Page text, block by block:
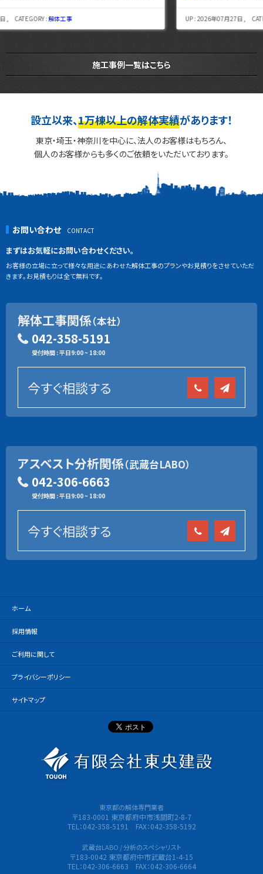
UP : 2026年07月27日 , CATEGORY :
施工事例一覧はこちら
設立以来、1万棟以上の解体実績があります！
東京・埼玉・神奈川を中心に、法人のお客様はもちろん、
個人のお客様からも多くのご依頼をいただいております。
お問い合わせ
まずはお気軽にお問い合わせください。
お客様の立場に立って様々な用途にあわせた解体工事のプランやお見積りをさせていただ
きます。お見積もりは全て無料です。
解体工事関係（本社）
042-358-5191
受付時間 : 平日9:00 ~ 18:00
今すぐ相談する
アスベスト分析関係（武蔵台LABO）
042-306-6663
受付時間 : 平日9:00 ~ 18:00
今すぐ相談する
ホーム
採用情報
ご利用に関して
プライバシーポリシー
サイトマップ
東京都の解体専門業者
〒183-0001 東京都府中市浅間町2-8-7
TEL：042-358-5191 FAX：042-358-5192
武蔵台LABO / 分析のスペシャリスト
〒183-0042 東京都府中市武蔵台1-4-15
TEL：042-306-6663 FAX：042-306-6664